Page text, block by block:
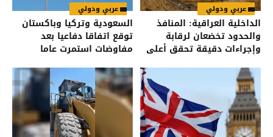
عربي ودولي
الداخلية العراقية: المنافذ
والحدود تخضعان لرقابة
وإجراءات دقيقة تحقق أعلى
عربي ودولي
السعودية وتركيا وباكستان
توقع اتفاقا دفاعيا بعد
مفاوضات استمرت عاما